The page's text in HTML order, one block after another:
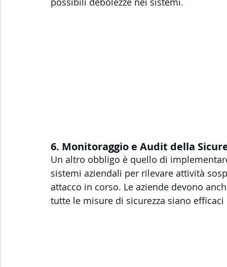
6. Monitoraggio e Audit della
Un altro obbligo è quello di
sistemi aziendali per rilevare attività
attacco in corso. Le aziende devono
tutte le misure di sicurezza siano